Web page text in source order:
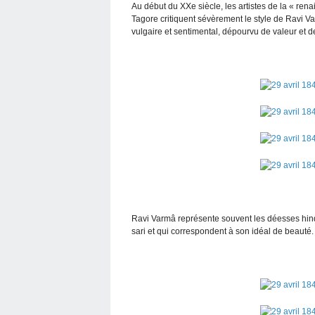
Au début du XXe siècle, les artistes de la «
Tagore critiquent sévèrement le style de Ravi
vulgaire et sentimental, dépourvu de valeur et
Ravi Varmâ représente souvent les déesses
sari et qui correspondent à son idéal de beauté.